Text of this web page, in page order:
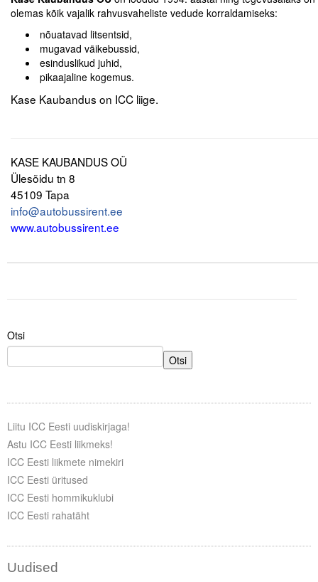
Tegevused
Publikatsioonid
Arvamus
ICC komisjonid
Digiraamatukogu
Videod
Kontakt
Projektid
olemas kõik vajalik rahvusvaheliste vedude korraldamiseks:
nõuatavad litsentsid,
mugavad väikebussid,
esinduslikud juhid,
pikaajaline kogemus.
Kase Kaubandus on ICC liige.
KASE KAUBANDUS OÜ
Ülesõidu tn 8
45109 Tapa
info@autobussirent.ee
www.autobussirent.ee
Otsi
Otsi
Liitu ICC Eesti uudiskirjaga!
Astu ICC Eesti liikmeks!
ICC Eesti liikmete nimekiri
ICC Eesti üritused
ICC Eesti hommikuklubi
ICC Eesti rahatäht
Uudised